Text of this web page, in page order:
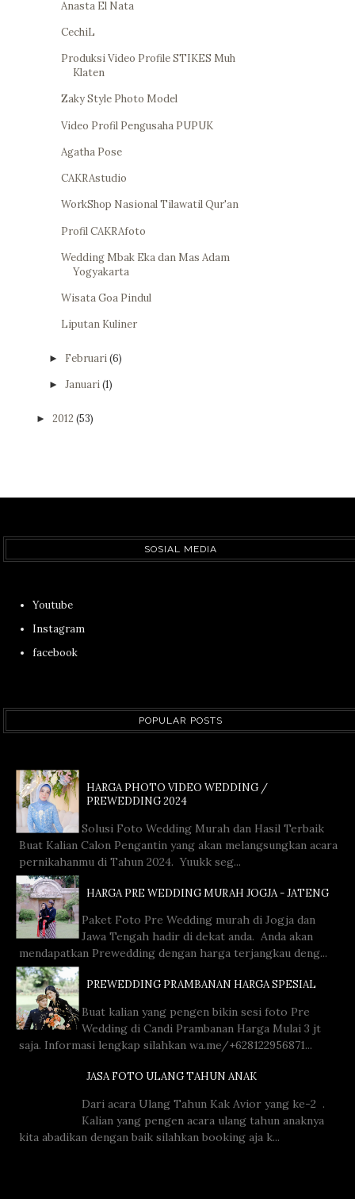
Anasta El Nata
CechiL
Produksi Video Profile STIKES Muh
Klaten
Zaky Style Photo Model
Video Profil Pengusaha PUPUK
Agatha Pose
CAKRAstudio
WorkShop Nasional Tilawatil Qur'an
Profil CAKRAfoto
Wedding Mbak Eka dan Mas Adam
Yogyakarta
Wisata Goa Pindul
Liputan Kuliner
► Februari(6)
► Januari(1)
► 2012 (53)
SOSIAL MEDIA
Youtube
Instagram
facebook
POPULAR POSTS
HARGA PHOTO VIDEO WEDDING /
PREWEDDING 2024
Solusi Foto Wedding Murah dan Hasil Terbaik
Buat Kalian Calon Pengantin yang akan melangsungkan acara
pernikahanmu di Tahun 2024. Yuukk seg...
HARGA PRE WEDDING MURAH JOGJA - JATENG
Paket Foto Pre Wedding murah di Jogja dan
Jawa Tengah hadir di dekat anda. Anda akan
mendapatkan Prewedding dengan harga terjangkau deng...
PREWEDDING PRAMBANAN HARGA SPESIAL
Buat kalian yang pengen bikin sesi foto Pre
Wedding di Candi Prambanan Harga Mulai 3 jt
saja. Informasi lengkap silahkan wa.me/+628122956871...
JASA FOTO ULANG TAHUN ANAK
Dari acara Ulang Tahun Kak Avior yang ke-2 .
Kalian yang pengen acara ulang tahun anaknya
kita abadikan dengan baik silahkan booking aja k...